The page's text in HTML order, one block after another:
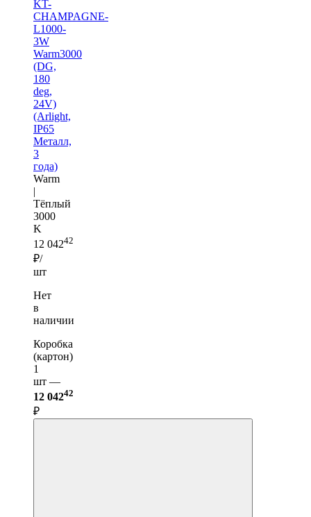
KT-
CHAMPAGNE-
L1000-
3W
Warm3000
(DG,
180
deg,
24V)
(Arlight,
IP65
Металл,
3
года)
Warm
|
Тёплый
3000
K
12 04242
₽/
шт
Нет
в
наличии
Коробка
(картон)
1
шт —
12 04242
₽